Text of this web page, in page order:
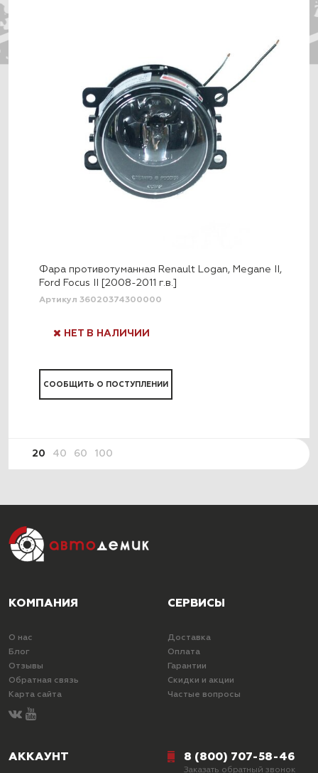
Фара противотуманная Renault Logan, Megane II,
Ford Focus II [2008-2011 г.в.]
Артикул 36020374300000
НЕТ В НАЛИЧИИ
СООБЩИТЬ О ПОСТУПЛЕНИИ
20 40 60 100
КОМПАНИЯ
О нас
Блог
Отзывы
Обратная связь
Карта сайта
СЕРВИСЫ
Доставка
Оплата
Гарантии
Скидки и акции
Частые вопросы
АККАУНТ 8 (800) 707-58-46
Заказать обратный звонок